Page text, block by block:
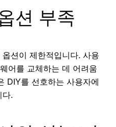
션 부족
션이 제한적입니다. 사용
어를 교체하는 데 어려움
DIY를 선호하는 사용자에
.